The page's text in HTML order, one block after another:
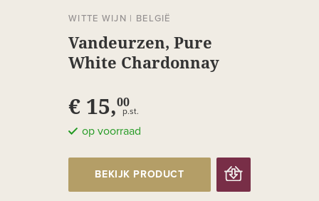
WITTE WIJN | BELGIË
Vandeurzen, Pure
White Chardonnay
€ 15,00
p.st.
op voorraad
BEKIJK PRODUCT